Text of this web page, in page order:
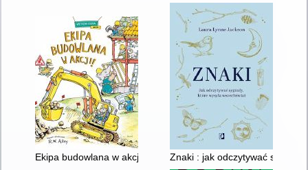
Ekipa budowlana w akcji! Znaki : jak odczytywać